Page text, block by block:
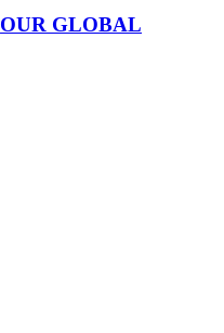
OUR GLOBAL